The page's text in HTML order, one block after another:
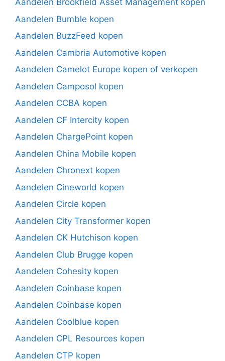
Aandelen Brookfield Asset Management kopen
Aandelen Bumble kopen
Aandelen BuzzFeed kopen
Aandelen Cambria Automotive kopen
Aandelen Camelot Europe kopen of verkopen
Aandelen Camposol kopen
Aandelen CCBA kopen
Aandelen CF Intercity kopen
Aandelen ChargePoint kopen
Aandelen China Mobile kopen
Aandelen Chronext kopen
Aandelen Cineworld kopen
Aandelen Circle kopen
Aandelen City Transformer kopen
Aandelen CK Hutchison kopen
Aandelen Club Brugge kopen
Aandelen Cohesity kopen
Aandelen Coinbase kopen
Aandelen Coinbase kopen
Aandelen Coolblue kopen
Aandelen CPL Resources kopen
Aandelen CTP kopen